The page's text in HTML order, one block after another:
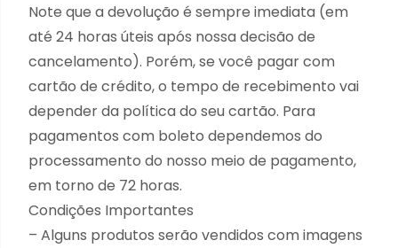
Note que a devolução é sempre imediata (em
até 24 horas úteis após nossa decisão de
cancelamento). Porém, se você pagar com
cartão de crédito, o tempo de recebimento vai
depender da política do seu cartão. Para
pagamentos com boleto dependemos do
processamento do nosso meio de pagamento,
em torno de 72 horas.
Condições Importantes
– Alguns produtos serão vendidos com imagens